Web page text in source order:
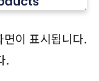
이 표시됩니다.
.